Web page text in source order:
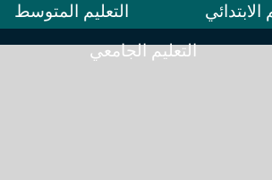
الابتدائي التعليم المتوسط
التعليم الجامعي